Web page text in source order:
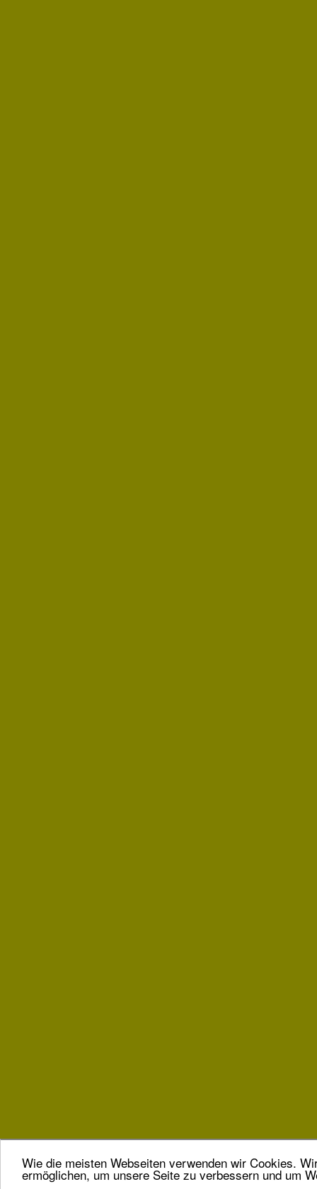
Wie die meisten Webseiten verwenden wir Cookies.
ermöglichen, um unsere Seite zu verbessern und um